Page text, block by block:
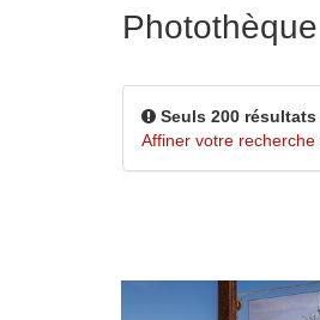
Photothèque
Seuls 200
Affiner votre recherche